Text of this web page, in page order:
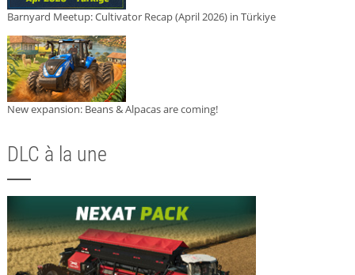
Barnyard Meetup: Cultivator Recap (April 2026) in Türkiye
New expansion: Beans & Alpacas are coming!
DLC à la une